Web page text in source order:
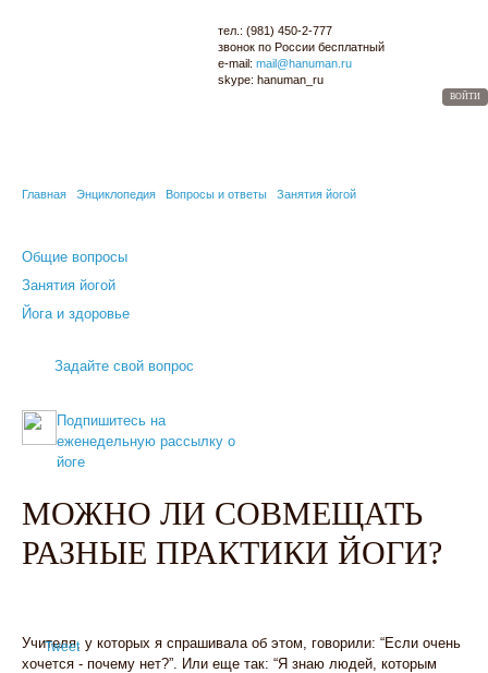
тел.: (981) 450-2-777
звонок по России бесплатный
e-mail: mail@hanuman.ru
skype: hanuman_ru
ВОЙТИ
Главная Энциклопедия Вопросы и ответы Занятия йогой
Общие вопросы
Занятия йогой
Йога и здоровье
Задайте свой вопрос
Подпишитесь на
еженедельную рассылку о
йоге
МОЖНО ЛИ СОВМЕЩАТЬ
РАЗНЫЕ ПРАКТИКИ ЙОГИ?
Tweet
Учителя, у которых я спрашивала об этом, говорили: “Если очень
хочется - почему нет?”. Или еще так: “Я знаю людей, которым